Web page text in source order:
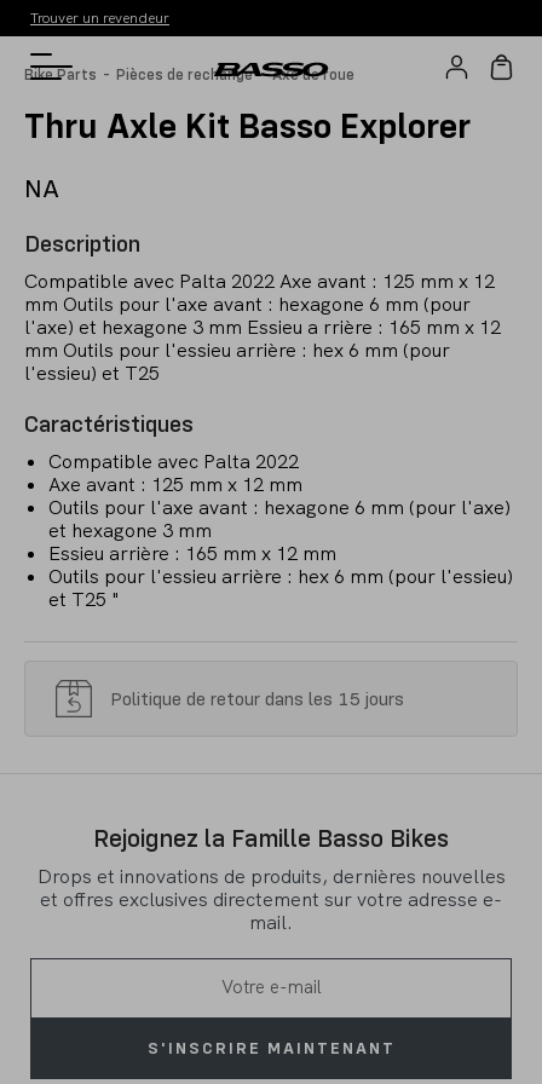
Trouver un revendeur
Bike Parts - Pièces de rechange - Axe de roue
Thru Axle Kit Basso Explorer
NA
Description
Compatible avec Palta 2022 Axe avant : 125 mm x 12
mm Outils pour l'axe avant : hexagone 6 mm (pour
l'axe) et hexagone 3 mm Essieu a rrière : 165 mm x 12
mm Outils pour l'essieu arrière : hex 6 mm (pour
l'essieu) et T25
Caractéristiques
Compatible avec Palta 2022
Axe avant : 125 mm x 12 mm
Outils pour l'axe avant : hexagone 6 mm (pour l'axe)
et hexagone 3 mm
Essieu arrière : 165 mm x 12 mm
Outils pour l'essieu arrière : hex 6 mm (pour l'essieu)
et T25 "
Politique de retour dans les 15 jours
Rejoignez la Famille Basso Bikes
Drops et innovations de produits, dernières nouvelles
et offres exclusives directement sur votre adresse e-
mail.
S'INSCRIRE MAINTENANT